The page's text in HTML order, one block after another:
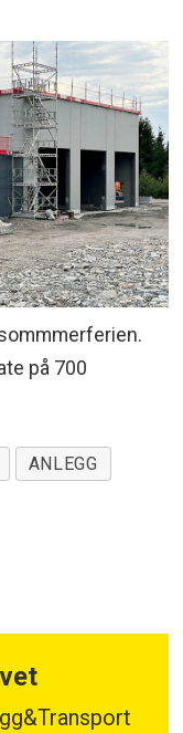
på 700
ANLEGG